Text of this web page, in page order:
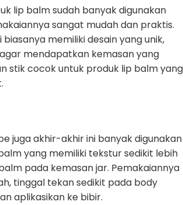
lip balm sudah banyak digunakan
sangat mudah dan praktis.
biasanya memiliki desain yang unik,
mendapatkan kemasan yang
stik cocok untuk produk lip balm yang
juga akhir-akhir ini banyak digunakan
yang memiliki tekstur sedikit lebih
pada kemasan jar. Pemakaiannya
tinggal tekan sedikit pada body
aplikasikan ke bibir.